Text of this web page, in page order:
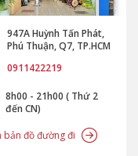
947A Huỳnh Tấn Phát,
Phú Thuận, Q7, TP.HCM
0911422219
8h00 - 21h00 ( Thứ 2
đến CN)
bản đồ đường đi